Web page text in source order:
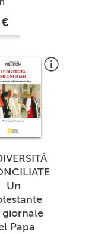
Un
giornale
Papa